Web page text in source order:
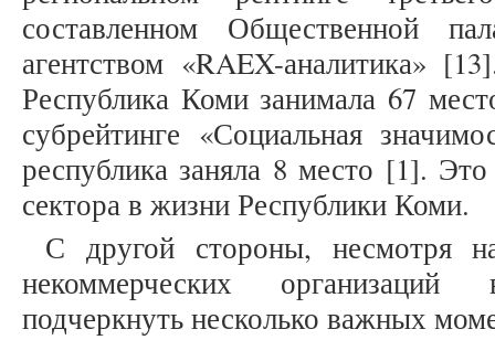
составленном Общественной
агентством «RAEX-аналитика»
Республика Коми занимала 67
субрейтинге «Социальная
республика заняла 8 место [1]. Это
сектора в жизни Республики Коми.
С другой стороны, несмотря
некоммерческих
подчеркнуть несколько важных